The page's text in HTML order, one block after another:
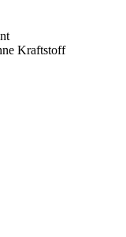
Kraftstoff